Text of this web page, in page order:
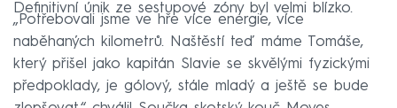
Definitivní únik ze sestupové zóny byl velmi blízko.
„Potřebovali jsme ve hře více energie, více
naběhaných kilometrů. Naštěstí teď máme Tomáše,
který přišel jako kapitán Slavie se skvělými fyzickými
předpoklady, je gólový, stále mladý a ještě se bude